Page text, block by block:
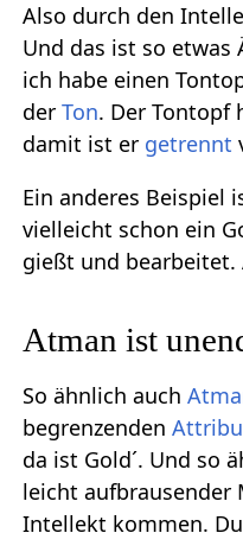
Also durch den
Und das ist so etwas
ich habe einen
derTon. Der Tontopf
damit ist er getrennt
Ein anderes Beispiel
vielleicht schon ein
gießt und
Atman ist
So ähnlich auch
begrenzenden
da ist Gold´. Und so
leicht aufbrausender
Intellekt kommen.